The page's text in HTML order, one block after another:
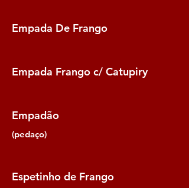
Empada De Frango
Empada Frango c/ Catupiry
Empadão
(pedaço)
Espetinho de Frango